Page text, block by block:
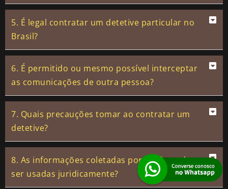
5. É legal contratar um detetive particular no
Brasil?
6. É permitido ou mesmo possível interceptar
as comunicações de outra pessoa?
7. Quais precauções tomar ao contratar um
detetive?
8. As informações coletadas por vocês podem
ser usadas juridicamente?